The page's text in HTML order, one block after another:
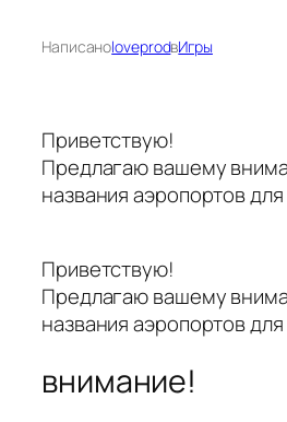
НаписаноloveprodвИгры
Приветствую!
Предлагаю вашему
названия аэропортов
Приветствую!
Предлагаю вашему
названия аэропортов
внимание!